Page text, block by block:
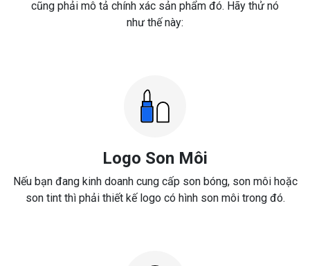
cũng phải mô tả chính xác sản phẩm đó. Hãy thử nó
như thế này:
Logo Son Môi
Nếu bạn đang kinh doanh cung cấp son bóng, son môi hoặc
son tint thì phải thiết kế logo có hình son môi trong đó.